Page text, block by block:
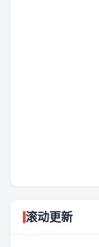
热搜榜
滚动更新